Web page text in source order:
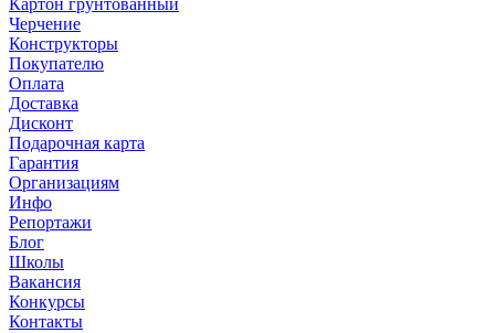
Картон грунтованный
Черчение
Конструкторы
Покупателю
Оплата
Доставка
Дисконт
Подарочная карта
Гарантия
Организациям
Инфо
Репортажи
Блог
Школы
Вакансия
Конкурсы
Контакты